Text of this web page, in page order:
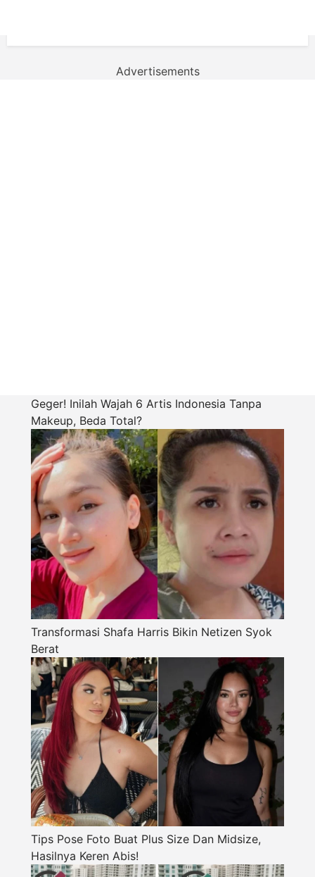
Advertisements
Geger! Inilah Wajah 6 Artis Indonesia Tanpa
Makeup, Beda Total?
Transformasi Shafa Harris Bikin Netizen Syok
Berat
Tips Pose Foto Buat Plus Size Dan Midsize,
Hasilnya Keren Abis!